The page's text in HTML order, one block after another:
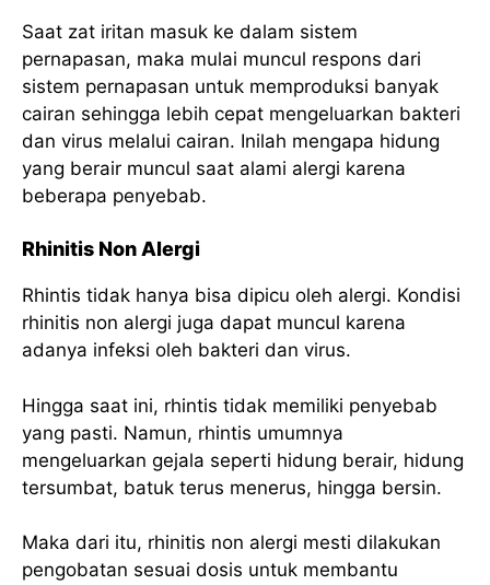
Saat zat iritan masuk ke dalam sistem
pernapasan, maka mulai muncul respons dari
sistem pernapasan untuk memproduksi banyak
cairan sehingga lebih cepat mengeluarkan bakteri
dan virus melalui cairan. Inilah mengapa hidung
yang berair muncul saat alami alergi karena
beberapa penyebab.
Rhinitis Non Alergi
Rhintis tidak hanya bisa dipicu oleh alergi. Kondisi
rhinitis non alergi juga dapat muncul karena
adanya infeksi oleh bakteri dan virus.
Hingga saat ini, rhintis tidak memiliki penyebab
yang pasti. Namun, rhintis umumnya
mengeluarkan gejala seperti hidung berair, hidung
tersumbat, batuk terus menerus, hingga bersin.
Maka dari itu, rhinitis non alergi mesti dilakukan
pengobatan sesuai dosis untuk membantu